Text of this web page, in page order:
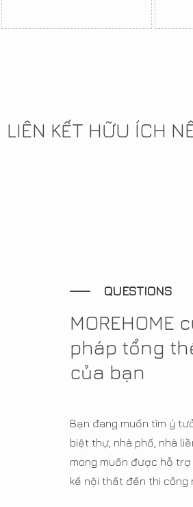
LIÊN KẾT HỮU ÍCH
QUESTIONS
MOREHOME
pháp tổng
của bạn
Bạn đang muốn tìm ý
biệt thự, nhà phố, nhà
mong muốn được hỗ
kế nội thất đến thi công